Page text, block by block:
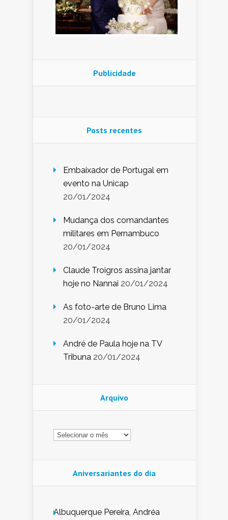
Publicidade
Posts recentes
Embaixador de Portugal em
evento na Unicap
20/01/2024
Mudança dos comandantes
militares em Pernambuco
20/01/2024
Claude Troigros assina jantar
hoje no Nannai 20/01/2024
As foto-arte de Bruno Lima
20/01/2024
André de Paula hoje na TV
Tribuna 20/01/2024
Arquivo
Arquivo
Aniversariantes do dia
Albuquerque Pereira, Andréa